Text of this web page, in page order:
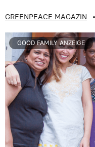
GREENPEACE MAGAZIN
GOOD FAMILY ANZEIGE